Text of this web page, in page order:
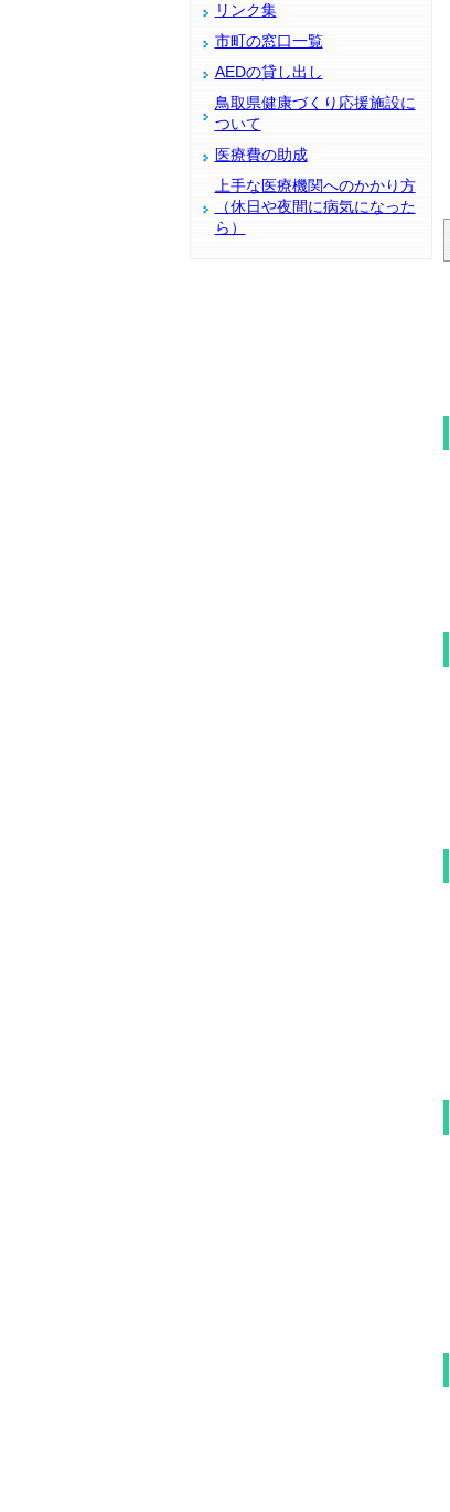
リンク集
市町の窓口一覧
AEDの貸し出し
鳥取県健康づくり応援施設に
ついて
医療費の助成
上手な医療機関へのかかり方
（休日や夜間に病気になった
ら）